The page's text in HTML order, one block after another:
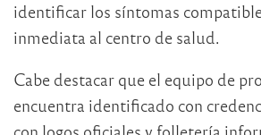
identificar los síntomas
inmediata al centro de salud.
Cabe destacar que el equipo de
encuentra identificado con